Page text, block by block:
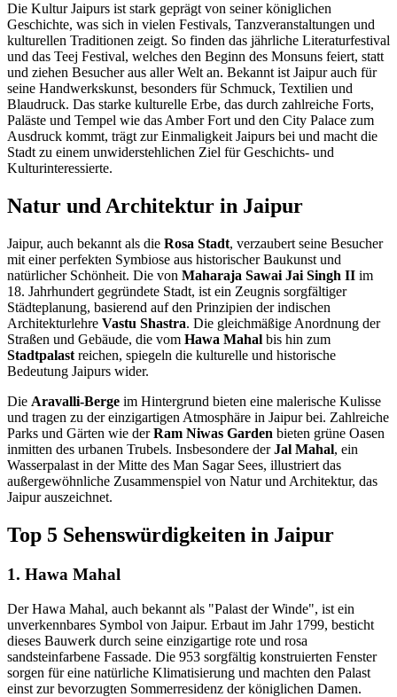
Die Kultur Jaipurs ist stark geprägt von seiner königlichen
Geschichte, was sich in vielen Festivals, Tanzveranstaltungen und
kulturellen Traditionen zeigt. So finden das jährliche Literaturfestival
und das Teej Festival, welches den Beginn des Monsuns feiert, statt
und ziehen Besucher aus aller Welt an. Bekannt ist Jaipur auch für
seine Handwerkskunst, besonders für Schmuck, Textilien und
Blaudruck. Das starke kulturelle Erbe, das durch zahlreiche Forts,
Paläste und Tempel wie das Amber Fort und den City Palace zum
Ausdruck kommt, trägt zur Einmaligkeit Jaipurs bei und macht die
Stadt zu einem unwiderstehlichen Ziel für Geschichts- und
Kulturinteressierte.
Natur und Architektur in Jaipur
Jaipur, auch bekannt als die Rosa Stadt, verzaubert seine Besucher
mit einer perfekten Symbiose aus historischer Baukunst und
natürlicher Schönheit. Die von Maharaja Sawai Jai Singh II im
18. Jahrhundert gegründete Stadt, ist ein Zeugnis sorgfältiger
Städteplanung, basierend auf den Prinzipien der indischen
Architekturlehre Vastu Shastra. Die gleichmäßige Anordnung der
Straßen und Gebäude, die vom Hawa Mahal bis hin zum
Stadtpalast reichen, spiegeln die kulturelle und historische
Bedeutung Jaipurs wider.
Die Aravalli-Berge im Hintergrund bieten eine malerische Kulisse
und tragen zu der einzigartigen Atmosphäre in Jaipur bei. Zahlreiche
Parks und Gärten wie derRam Niwas Garden bieten grüne Oasen
inmitten des urbanen Trubels. Insbesondere derJal Mahal, ein
Wasserpalast in der Mitte des Man Sagar Sees, illustriert das
außergewöhnliche Zusammenspiel von Natur und Architektur, das
Jaipur auszeichnet.
Top 5 Sehenswürdigkeiten in Jaipur
1. Hawa Mahal
Der Hawa Mahal, auch bekannt als "Palast der Winde", ist ein
unverkennbares Symbol von Jaipur. Erbaut im Jahr 1799, besticht
dieses Bauwerk durch seine einzigartige rote und rosa
sandsteinfarbene Fassade. Die 953 sorgfältig konstruierten Fenster
sorgen für eine natürliche Klimatisierung und machten den Palast
einst zur bevorzugten Sommerresidenz der königlichen Damen.